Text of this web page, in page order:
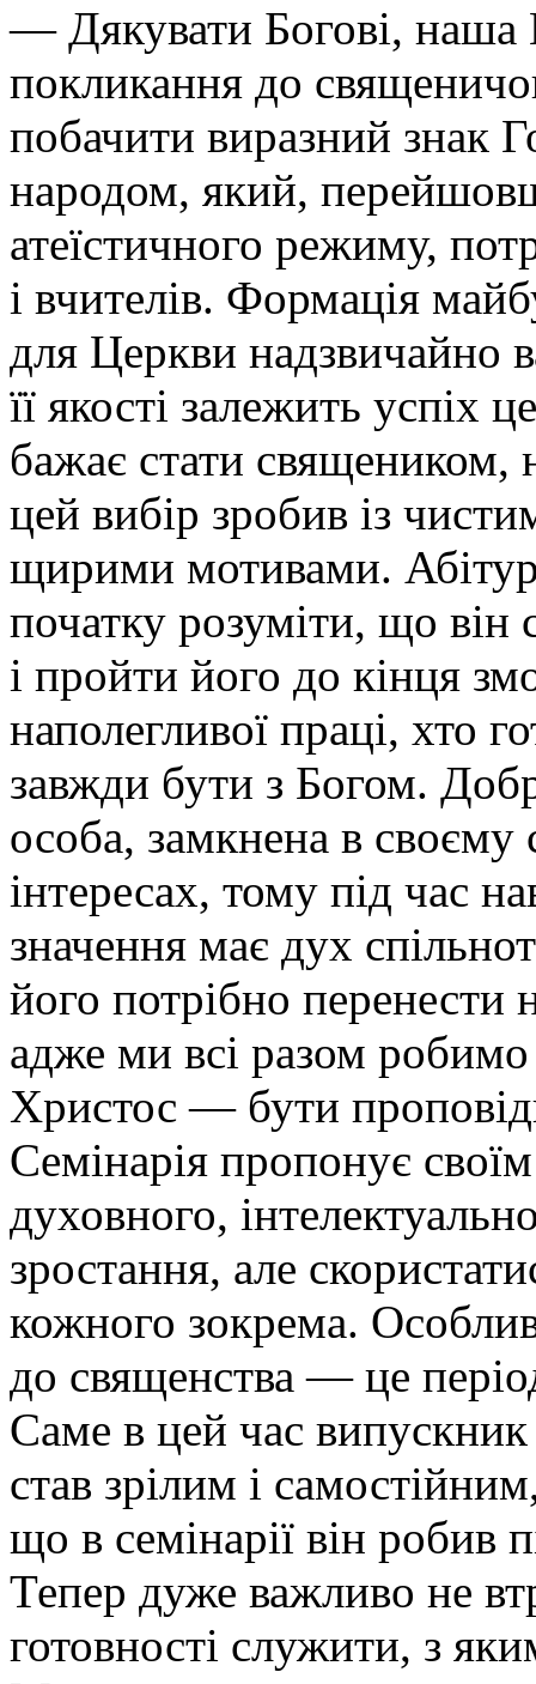
— Дякувати Богові, наша
покликання до
побачити виразний знак
народом, який,
атеїстичного режиму,
і вчителів. Формація
для Церкви надзвичайно
її якості залежить успіх
бажає стати священиком,
цей вибір зробив із
щирими мотивами.
початку розуміти, що він
і пройти його до кінця
наполегливої праці, хто
завжди бути з Богом.
особа, замкнена в своєму
інтересах, тому під час
значення має дух
його потрібно
адже ми всі разом
Христос — бути
Семінарія пропонує
духовного,
зростання, але
кожного зокрема.
до священства — це
Саме в цей час
став зрілим і
що в семінарії він робив
Тепер дуже важливо не
готовності служити, з